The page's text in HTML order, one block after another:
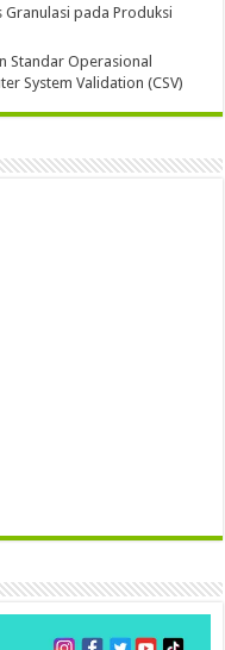
Granulasi pada Produksi
Standar Operasional
System Validation (CSV)